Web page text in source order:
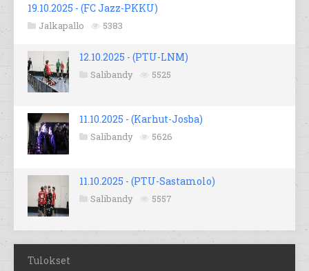
19.10.2025 - (FC Jazz-PKKU)
Jalkapallo 5383
12.10.2025 - (PTU-LNM)
Salibandy 5525
11.10.2025 - (Karhut-Josba)
Salibandy 5626
11.10.2025 - (PTU-Sastamolo)
Salibandy 5557
Tulokset